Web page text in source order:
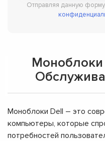
Отправляя данную
Моноблоки Dell – это
компьютеры, которые
потребностей